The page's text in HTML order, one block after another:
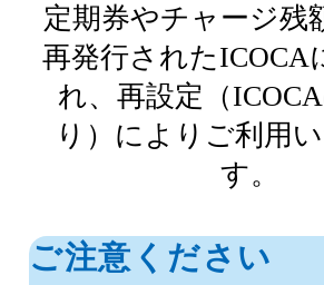
定期券やチャージ残
再発行されたICOCA
れ、再設定（
り）によりご利用
す。
ご注意ください